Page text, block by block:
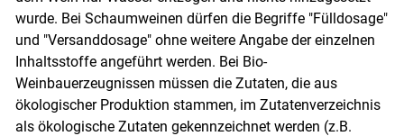
wurde. Bei Schaumweinen dürfen die Begriffe "Fülldosage"
und "Versanddosage" ohne weitere Angabe der einzelnen
Inhaltsstoffe angeführt werden. Bei Bio-
Weinbauerzeugnissen müssen die Zutaten, die aus
ökologischer Produktion stammen, im Zutatenverzeichnis
als ökologische Zutaten gekennzeichnet werden (z.B.